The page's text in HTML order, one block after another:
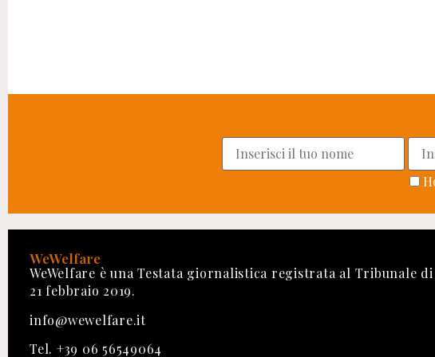
WeWelfare
WeWelfare è una Testata giornalistica registrata al Tribunale di
21 febbraio 2019.
info@wewelfare.it
Tel. +39 06 56549064